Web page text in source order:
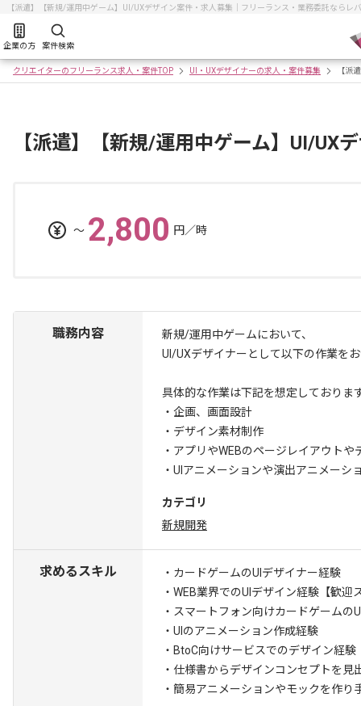
【派遣】【新規/運用中ゲーム】UI/UXデザイン案件・求人募集｜フリーランス・業務委託ならレ
企業の方 案件検索
クリエイターのフリーランス求人・案件TOP UI・UXデザイナーの求人・案件募集 【派
【派遣】【新規/運用中ゲーム】UI/UX
〜 2,800 円／時
職務内容
新規/運用中ゲームにおいて、
UI/UXデザイナーとして以下の作業を
具体的な作業は下記を想定しておりま
・企画、画面設計
・デザイン素材制作
・アプリやWEBのページレイアウトや
・UIアニメーションや演出アニメーシ
カテゴリ
新規開発
求めるスキル
・カードゲームのUIデザイナー経験
・WEB業界でのUIデザイン経験 【歓
・スマートフォン向けカードゲームの
・UIのアニメーション作成経験
・BtoC向けサービスでのデザイン経験
・仕様書からデザインコンセプトを見
・簡易アニメーションやモックを作